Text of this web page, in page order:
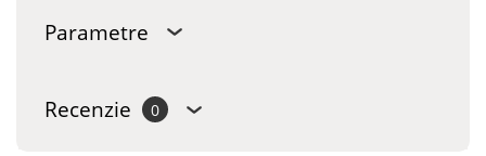
Parametre
Recenzie 0